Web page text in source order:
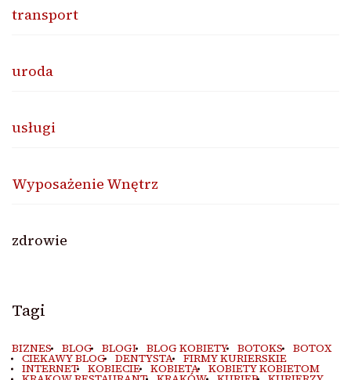
transport
uroda
usługi
Wyposażenie Wnętrz
zdrowie
Tagi
BIZNES BLOG BLOGI BLOG KOBIETY BOTOKS BOTOX
CIEKAWY BLOG DENTYSTA FIRMY KURIERSKIE
INTERNET KOBIECIE KOBIETA KOBIETY KOBIETOM